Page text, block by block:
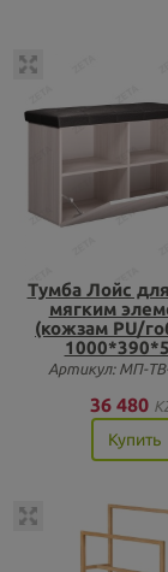
Тумба Лойс
мягким
(кожзам PU/
Артикул: МП-
36 480
Купить